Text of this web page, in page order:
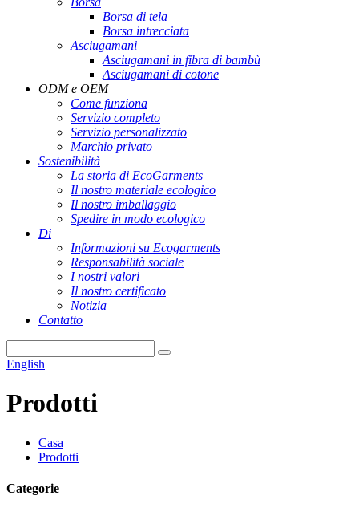
Borsa di tela
Borsa intrecciata
Asciugamani
Asciugamani in fibra di bambù
Asciugamani di cotone
ODM e OEM
Come funziona
Servizio completo
Servizio personalizzato
Marchio privato
Sostenibilità
La storia di EcoGarments
Il nostro materiale ecologico
Il nostro imballaggio
Spedire in modo ecologico
Di
Informazioni su Ecogarments
Responsabilità sociale
I nostri valori
Il nostro certificato
Notizia
Contatto
English
Prodotti
Casa
Prodotti
Categorie